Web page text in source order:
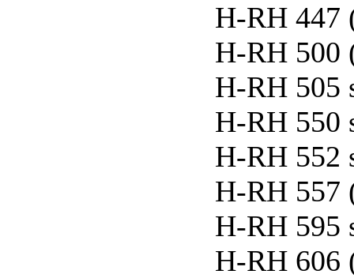
H-RH 447
H-RH 500
H-RH 505
H-RH 550
H-RH 552
H-RH 557
H-RH 595
H-RH 606